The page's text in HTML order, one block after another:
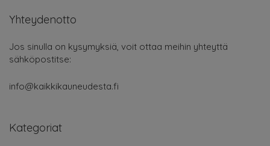
Yhteydenotto
Jos sinulla on kysymyksiä, voit ottaa meihin yhteyttä
sähköpostitse:
info@kaikkikauneudesta.fi
Kategoriat